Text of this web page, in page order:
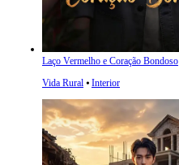
Laço Vermelho e Coração Bondoso
Vida Rural ⦁ Interior